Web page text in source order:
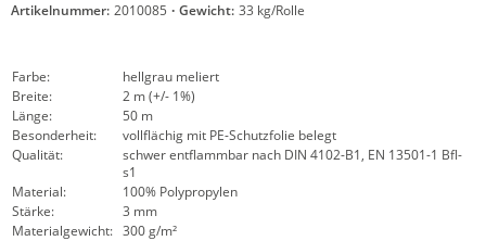
Artikelnummer: 2010085 · Gewicht: 33 kg/Rolle
Farbe:
hellgrau meliert
Breite:
2 m (+/- 1%)
Länge:
50 m
Besonderheit:
vollflächig mit PE-Schutzfolie belegt
Qualität:
schwer entflammbar nach DIN 4102-B1, EN 13501-1 Bfl-
s1
Material:
100% Polypropylen
Stärke:
3 mm
Materialgewicht: 300 g/m²